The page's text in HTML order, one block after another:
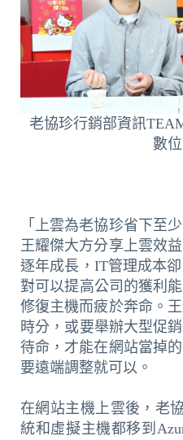
老協珍行銷部資訊
數
「上雲為老協珍省下至
王耀傑大方分享上雲效
逐年成長，IT管理成本
對可以提高公司的獲利
修復主機而疲於奔命。
時分，或要舉辦大型促
待命，才能在網站當掉
要遠端調整就可以。
在網站主機上雲後，老
統和虛擬主機都移到